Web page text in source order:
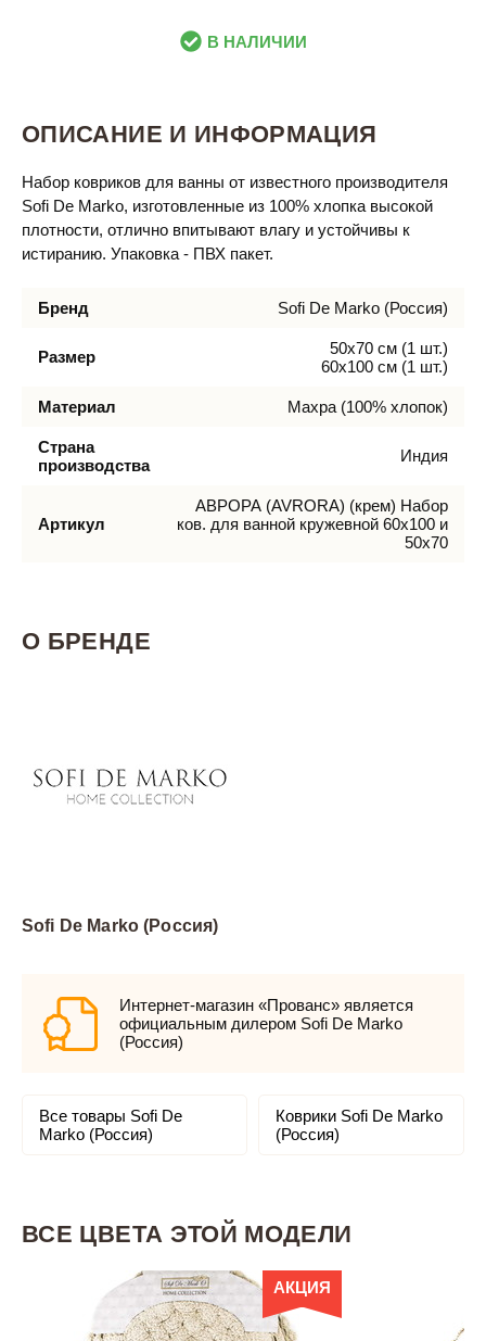
В НАЛИЧИИ
ОПИСАНИЕ И ИНФОРМАЦИЯ
Набор ковриков для ванны от известного производителя
Sofi De Marko, изготовленные из 100% хлопка высокой
плотности, отлично впитывают влагу и устойчивы к
истиранию. Упаковка - ПВХ пакет.
Бренд Sofi De Marko (Россия)
Размер
50х70 см (1 шт.)
60х100 см (1 шт.)
Материал Махра (100% хлопок)
Страна
производства
Индия
Артикул
АВРОРА (AVRORA) (крем) Набор
ков. для ванной кружевной 60х100 и
50х70
О БРЕНДЕ
Sofi De Marko (Россия)
Интернет-магазин «Прованс» является
официальным дилером Sofi De Marko
(Россия)
Все товары Sofi De
Marko (Россия)
Коврики Sofi De Marko
(Россия)
ВСЕ ЦВЕТА ЭТОЙ МОДЕЛИ
АКЦИЯ